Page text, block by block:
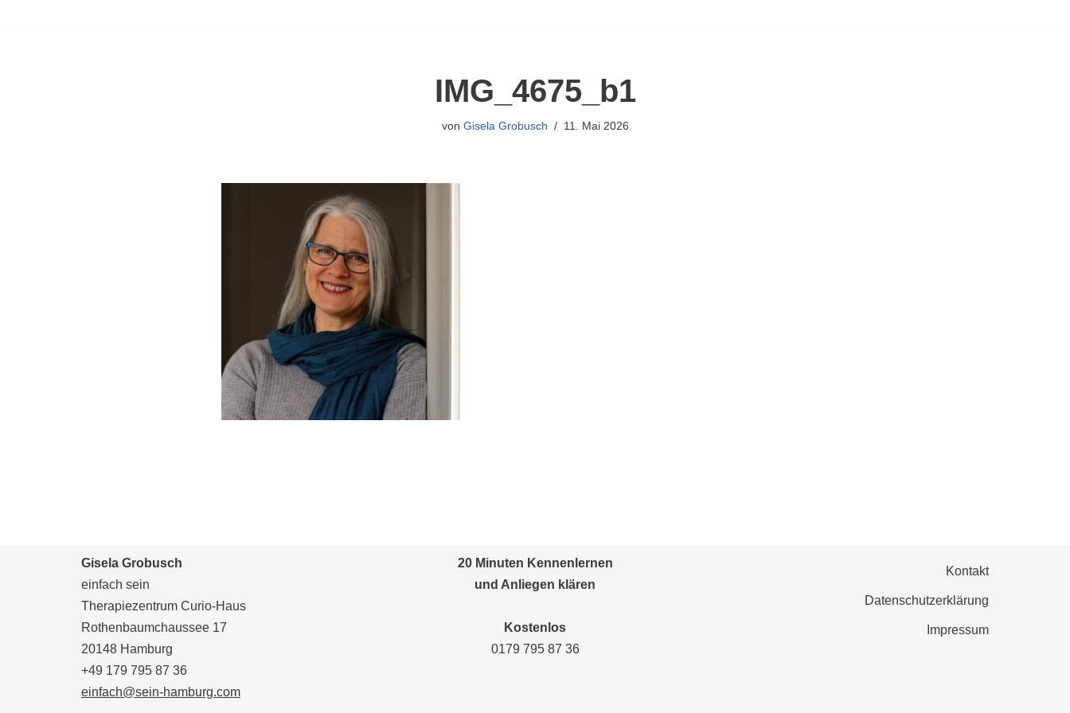
IMG_4675_b1
von Gisela Grobusch 11. Mai 2026
Gisela Grobusch
einfach sein
Therapiezentrum Curio-Haus
Rothenbaumchaussee 17
20148 Hamburg
+49 179 795 87 36
einfach@sein-hamburg.com
20 Minuten Kennenlernen
und Anliegen klären
Kostenlos
0179 795 87 36
Kontakt
Datenschutzerklärung
Impressum